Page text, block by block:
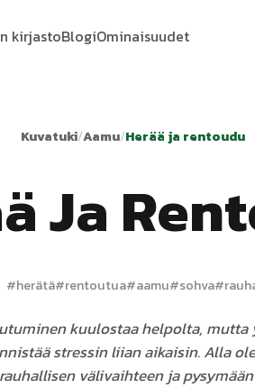
kirjastoBlogiOminaisuudet
Kuvatuki/Aamu/Herää ja rentoudu
Ja
#herätä#rentoutua#aamu#sohva#
kuulostaa helpolta,
stressin liian aikaisin. Alla
välivaihteen ja